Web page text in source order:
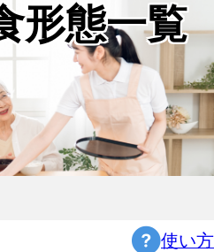
形態一覧
使い方